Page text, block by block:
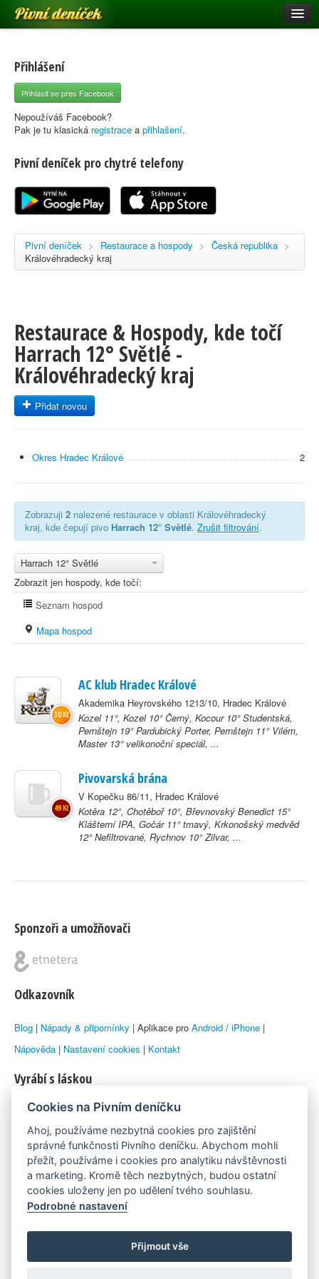
Pivní deníček
Pivní mapa
Pivní značky
Nápověda
Registrace
Přihlášení
Přihlásit se přes Facebook
Nepoužíváš Facebook?
Pak je tu klasická registrace a přihlašení.
Pivní deníček pro chytré telefony
Pivní deníček > Restaurace a hospody > Česká republika >
Královéhradecký kraj
Restaurace & Hospody, kde točí
Harrach 12° Světlé -
Královéhradecký kraj
Přidat novou
Okres Hradec Králové 2
Zobrazuji 2 nalezené restaurace v oblasti Královéhradecký
kraj, kde čepují pivo Harrach 12° Světlé. Zrušit filtrování.
Harrach 12° Světlé
Zobrazit jen hospody, kde točí:
Seznam hospod
Mapa hospod
AC klub Hradec Králové
Akademika Heyrovského 1213/10, Hradec Králové
Kozel 11°, Kozel 10° Černý, Kocour 10° Studentská,
Pernštejn 19° Pardubický Porter, Pernštejn 11° Vilém,
Master 13° velikonoční speciál, ...
30 Kč
Pivovarská brána
V Kopečku 86/11, Hradec Králové
Kotěra 12°, Chotěboř 10°, Břevnovský Benedict 15°
Klášterní IPA, Gočár 11° tmavý, Krkonošský medvěd
12° Nefiltrované, Rychnov 10° Zilvar, ...
49 Kč
Sponzoři a umožňovači
Odkazovník
Blog | Nápady & připomínky | Aplikace pro Android / iPhone |
Nápověda | Nastavení cookies | Kontakt
Vyrábí s láskou
© 2010–2026 byLukáš Zemanaka Emka
Máme rádi
Pivní.info
Poznámka pod čarou
Pivní deníček je nezávislý zdroj, který není spjat s žádným
konkrétním pivovarem ani restaurací. Názory uživatelů nemusí nutně
Cookies na Pivním deníčku
Ahoj, používáme nezbytná cookies pro zajištění
správné funkčnosti Pivního deníčku. Abychom mohli
přežít, používáme i cookies pro analytiku návštěvnosti
a marketing. Kromě těch nezbytných, budou ostatní
cookies uloženy jen po udělení tvého souhlasu.
Podrobné nastavení
Přijmout vše